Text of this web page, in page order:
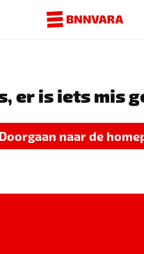
er is iets mis
Doorgaan naar de